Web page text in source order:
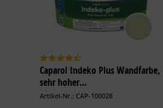
Caparol Indeko Plus Wandfarbe,
sehr hoher...
Artikel-Nr.: CAP-100028